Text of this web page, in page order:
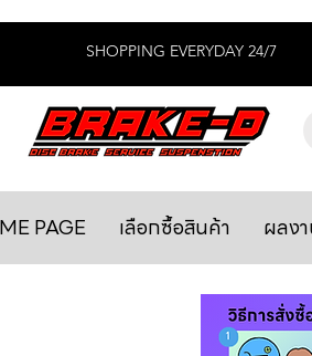
SHOPPING EVERYDAY 24/7
PAGE เลือกซื้อสินค้า ผลง